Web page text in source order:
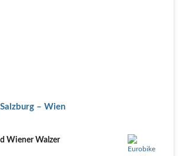
– Wien
Wiener Walzer